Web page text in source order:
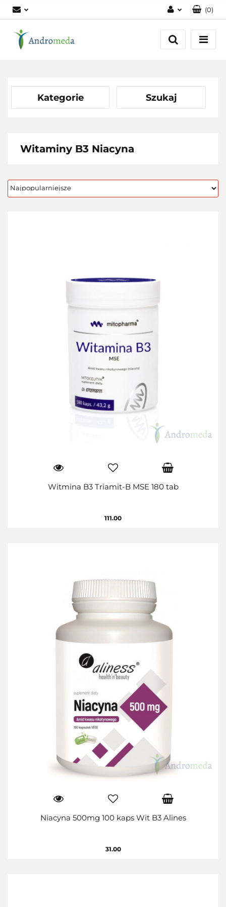
Zaloguj się
Zarejestruj się
(0)
Kategorie Szukaj
Witaminy B3 Niacyna
Witmina B3 Triamit-B MSE 180 tab
111.00
Niacyna 500mg 100 kaps Wit B3 Alines
31.00